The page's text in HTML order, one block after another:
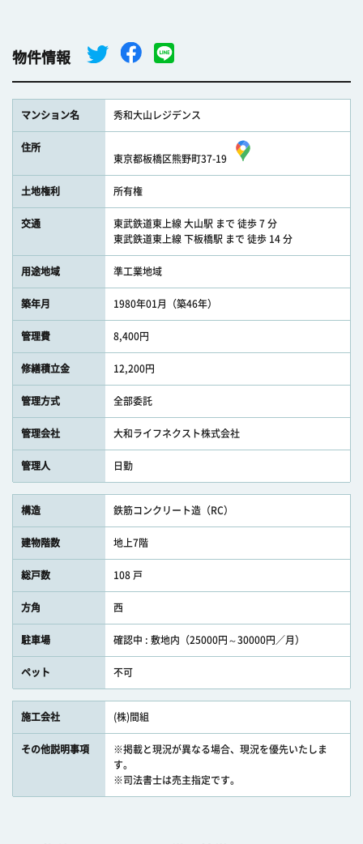
物件情報
マンション名 秀和大山レジデンス
住所
東京都板橋区熊野町37-19
土地権利 所有権
交通
東武鉄道東上線 大山駅 まで 徒歩 7 分
東武鉄道東上線 下板橋駅 まで 徒歩 14 分
用途地域 準工業地域
築年月 1980年01月（築46年）
管理費 8,400円
修繕積立金 12,200円
管理方式 全部委託
管理会社 大和ライフネクスト株式会社
管理人 日勤
構造 鉄筋コンクリート造（RC）
建物階数 地上7階
総戸数 108 戸
方角 西
駐車場 確認中 : 敷地内（25000円～30000円／月）
ペット 不可
施工会社 (株)間組
その他説明事項
※掲載と現況が異なる場合、現況を優先いたしま
す。
※司法書士は売主指定です。